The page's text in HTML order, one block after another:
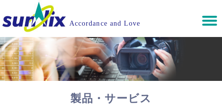
Accordance and Love
製品・サービス